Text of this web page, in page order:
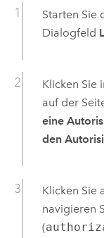
Starten Sie
Dialogfeld
Klicken Sie
auf der
eine
den
Klicken Sie
navigieren
(